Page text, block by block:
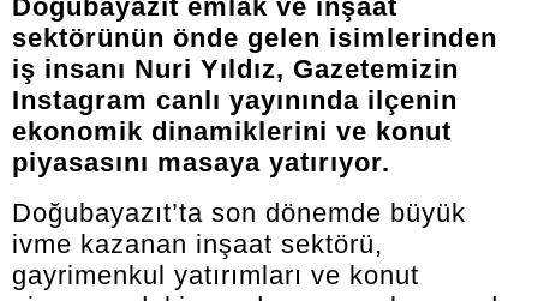
Doğubayazıt emlak ve inşaat
sektörünün önde gelen isimlerinden
iş insanı Nuri Yıldız, Gazetemizin
Instagram canlı yayınında ilçenin
ekonomik dinamiklerini ve konut
piyasasını masaya yatırıyor.
Doğubayazıt’ta son dönemde büyük
ivme kazanan inşaat sektörü,
gayrimenkul yatırımları ve konut